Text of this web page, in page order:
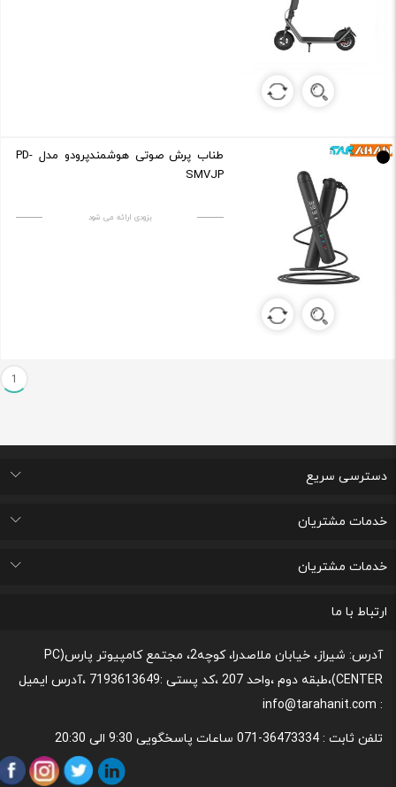
طناب پرش صوتی هوشمندپرودو مدل PD-
SMVJP
بزودی ارائه می شود
1
دسترسی سریع
تماس با ما
درباره ما
پرسشهای متداول
اتاق خبر
خدمات مشتریان
قوانین و مقررات مربوط به رعایت حریم شخصی
پیگیری خرید و مدت زمان تحویل
لیست علاقه مندی های من
پشتیبانی و ثبت شکایات مصرف کنندگان
خدمات مشتریان
رونداسترداد وجه
روند مرجوعي كالا و نحوه فسخ خدمات
قوانین و مقررات،نحوه ی پرداخت و شیوه ی ارسال
نحوه پشتیبانی و خدمات پس از فروش
ارتباط با ما
آدرس: شیراز، خیابان ملاصدرا، کوچه2، مجتمع کامپیوتر پارس(PC
CENTER)،طبقه دوم ،واحد 207 ،کد پستی :7193613649 ،آدرس ایمیل
: info@tarahanit.com
تلفن ثابت : 36473334-071 ساعات پاسخگویی 9:30 الی 20:30